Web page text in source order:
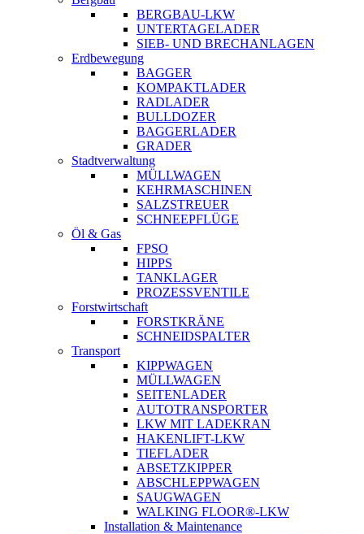
BERGBAU-LKW
UNTERTAGELADER
SIEB- UND BRECHANLAGEN
Erdbewegung
BAGGER
KOMPAKTLADER
RADLADER
BULLDOZER
BAGGERLADER
GRADER
Stadtverwaltung
MÜLLWAGEN
KEHRMASCHINEN
SALZSTREUER
SCHNEEPFLÜGE
Öl & Gas
FPSO
HIPPS
TANKLAGER
PROZESSVENTILE
Forstwirtschaft
FORSTKRÄNE
SCHNEIDSPALTER
Transport
KIPPWAGEN
MÜLLWAGEN
SEITENLADER
AUTOTRANSPORTER
LKW MIT LADEKRAN
HAKENLIFT-LKW
TIEFLADER
ABSETZKIPPER
ABSCHLEPPWAGEN
SAUGWAGEN
WALKING FLOOR®-LKW
Installation & Maintenance